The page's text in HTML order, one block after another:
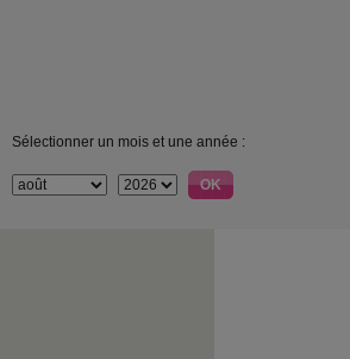
Sélectionner un mois et une année :